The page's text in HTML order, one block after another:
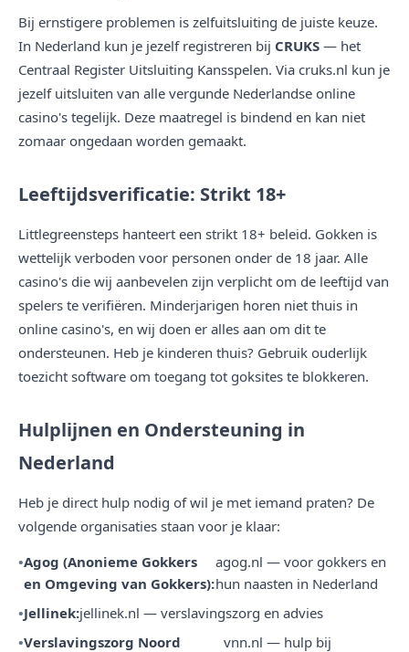
Bij ernstigere problemen is zelfuitsluiting de juiste keuze.
In Nederland kun je jezelf registreren bij CRUKS — het
Centraal Register Uitsluiting Kansspelen. Via cruks.nl kun je
jezelf uitsluiten van alle vergunde Nederlandse online
casino's tegelijk. Deze maatregel is bindend en kan niet
zomaar ongedaan worden gemaakt.
Leeftijdsverificatie: Strikt 18+
Littlegreensteps hanteert een strikt 18+ beleid. Gokken is
wettelijk verboden voor personen onder de 18 jaar. Alle
casino's die wij aanbevelen zijn verplicht om de leeftijd van
spelers te verifiëren. Minderjarigen horen niet thuis in
online casino's, en wij doen er alles aan om dit te
ondersteunen. Heb je kinderen thuis? Gebruik ouderlijk
toezicht software om toegang tot goksites te blokkeren.
Hulplijnen en Ondersteuning in
Nederland
Heb je direct hulp nodig of wil je met iemand praten? De
volgende organisaties staan voor je klaar:
Agog (Anonieme Gokkers
en Omgeving van Gokkers):
agog.nl — voor gokkers en
hun naasten in Nederland
Jellinek:jellinek.nl — verslavingszorg en advies
Verslavingszorg Noord
vnn.nl — hulp bij